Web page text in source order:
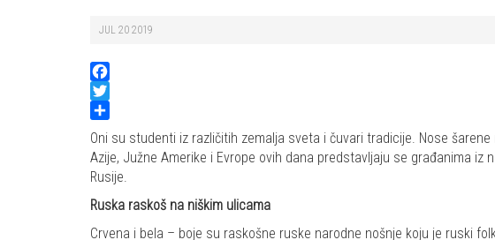
JUL 20 2019
Facebook
Twitter
Share
Oni su studenti iz različitih zemalja sveta i čuvari tradicije. Nose
Azije, Južne Amerike i Evrope ovih dana predstavljaju se građanima
Rusije.
Ruska raskoš na niškim ulicama
Crvena i bela – boje su raskošne ruske narodne nošnje koju je ruski